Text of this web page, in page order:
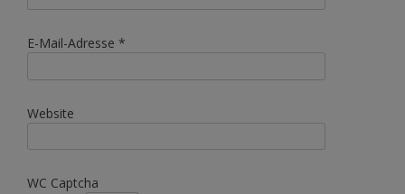
E-Mail-Adresse *
Website
WC Captcha